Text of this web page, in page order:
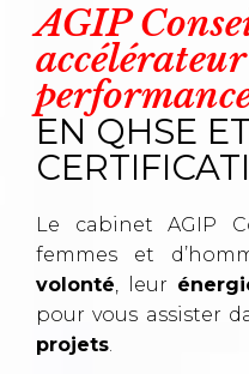
AGIP
EN QHSE
Le cabinet AGIP
femmes et
volonté, leur
pour vous assister
projets.